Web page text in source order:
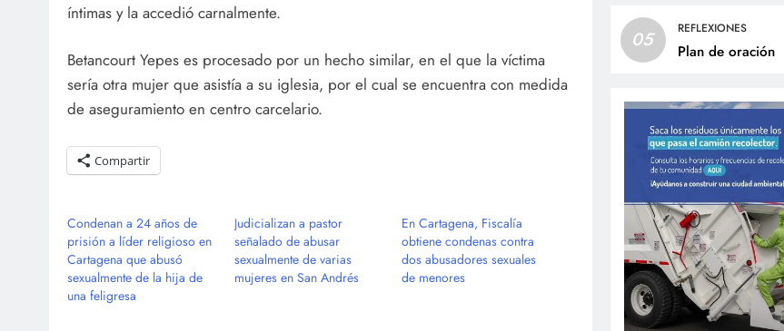
05 REFLEXIONES
Plan de oración
íntimas y la accedió carnalmente.
Betancourt Yepes es procesado por un hecho similar, en el que la víctima
sería otra mujer que asistía a su iglesia, por el cual se encuentra con medida
de aseguramiento en centro carcelario.
Compartir
Condenan a 24 años de
prisión a líder religioso en
Cartagena que abusó
sexualmente de la hija de
una feligresa
Judicializan a pastor
señalado de abusar
sexualmente de varias
mujeres en San Andrés
En Cartagena, Fiscalía
obtiene condenas contra
dos abusadores sexuales
de menores